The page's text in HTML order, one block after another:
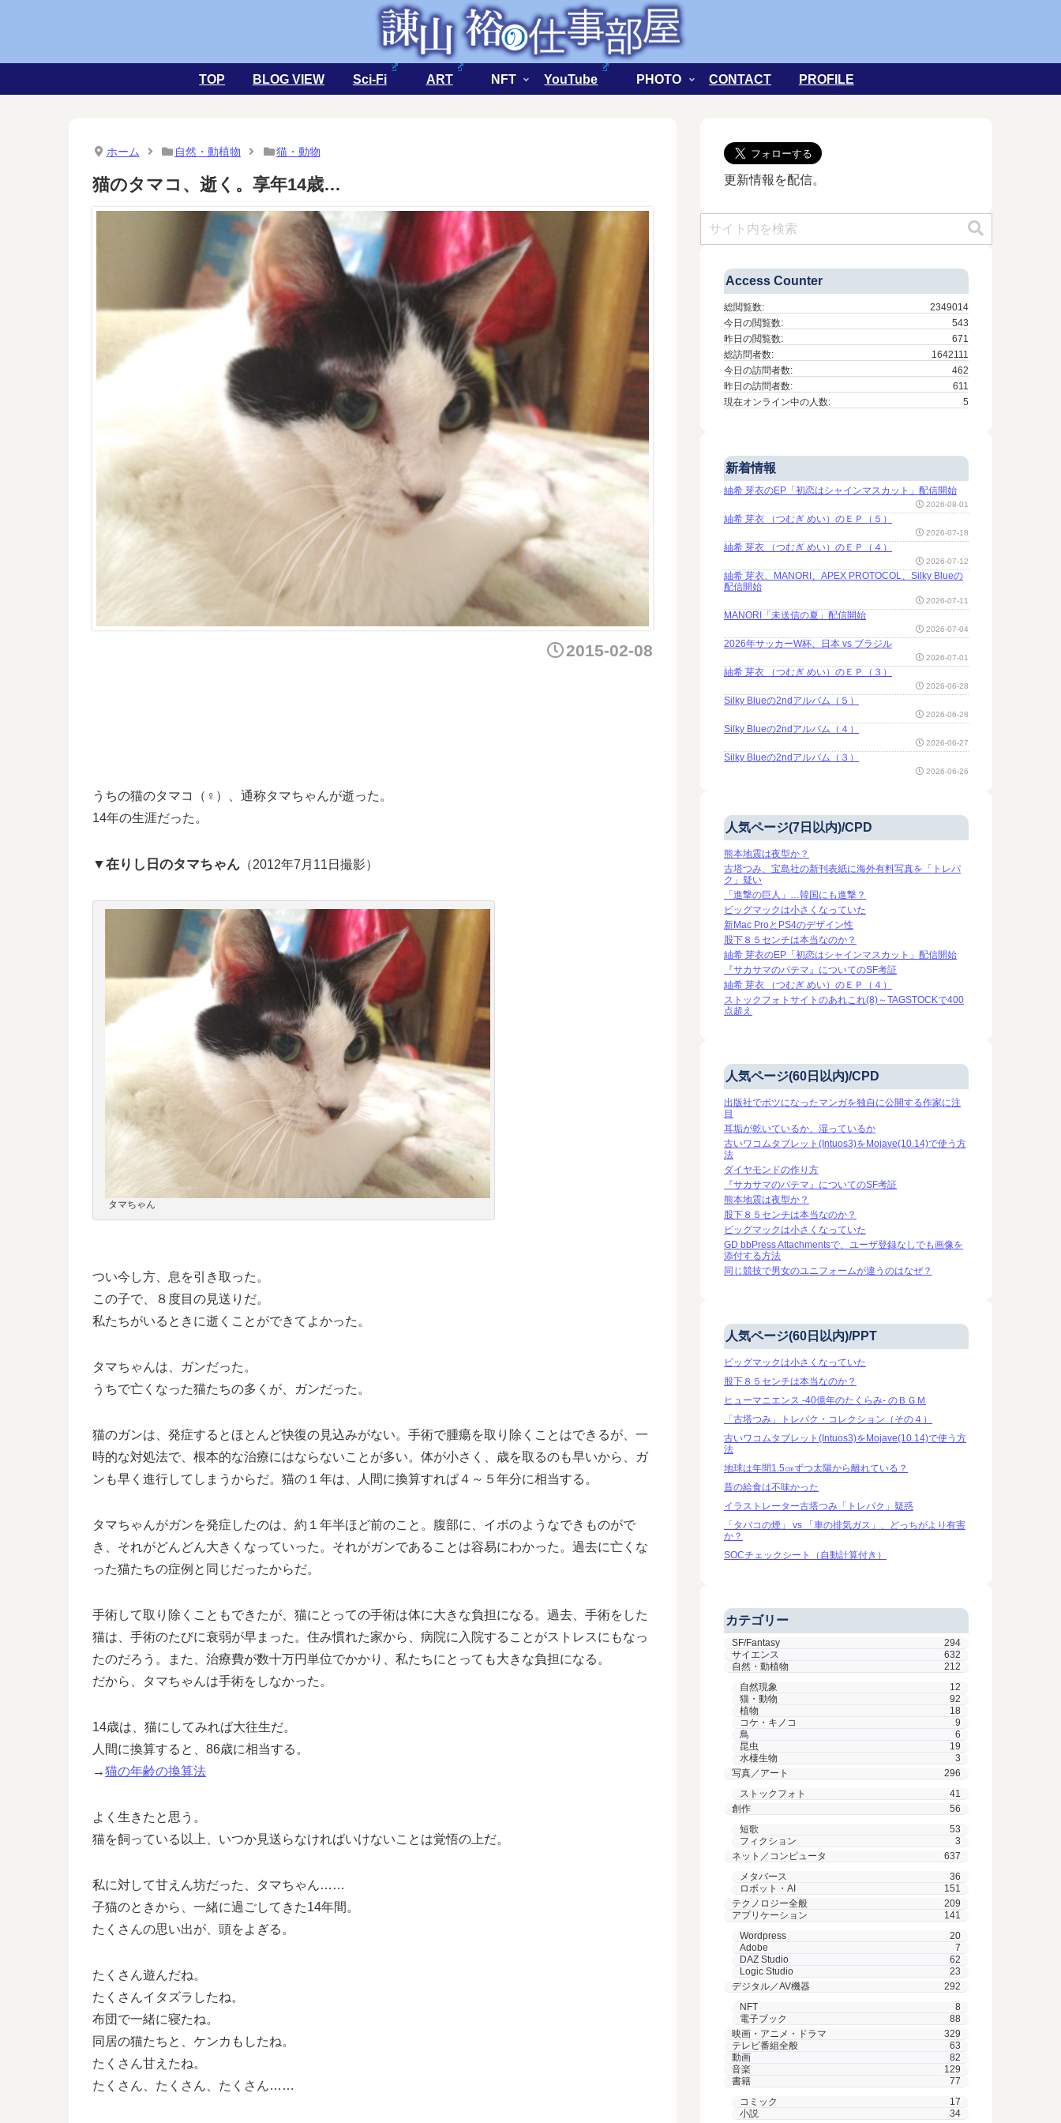
TOP BLOG VIEW Sci-Fi ART NFT YouTube PHOTO CONTACT PROFILE
ホーム 自然・動植物 猫・動物
猫のタマコ、逝く。享年14歳…
2015-02-08
うちの猫のタマコ（♀）、通称タマちゃんが逝った。
14年の生涯だった。
▼在りし日のタマちゃん （2012年7月11日撮影）
タマちゃん
つい今し方、息を引き取った。
この子で、８度目の見送りだ。
私たちがいるときに逝くことができてよかった。
タマちゃんは、ガンだった。
うちで亡くなった猫たちの多くが、ガンだった。
猫のガンは、発症するとほとんど快復の見込みがない。手術で腫瘍を取り除くことはできるが、一
時的な対処法で、根本的な治療にはならないことが多い。体が小さく、歳を取るのも早いから、ガ
ンも早く進行してしまうからだ。猫の１年は、人間に換算すれば４～５年分に相当する。
タマちゃんがガンを発症したのは、約１年半ほど前のこと。腹部に、イボのようなできものがで
き、それがどんどん大きくなっていった。それがガンであることは容易にわかった。過去に亡くな
った猫たちの症例と同じだったからだ。
手術して取り除くこともできたが、猫にとっての手術は体に大きな負担になる。過去、手術をした
猫は、手術のたびに衰弱が早まった。住み慣れた家から、病院に入院することがストレスにもなっ
たのだろう。また、治療費が数十万円単位でかかり、私たちにとっても大きな負担になる。
だから、タマちゃんは手術をしなかった。
14歳は、猫にしてみれば大往生だ。
人間に換算すると、86歳に相当する。
→猫の年齢の換算法
よく生きたと思う。
猫を飼っている以上、いつか見送らなければいけないことは覚悟の上だ。
私に対して甘えん坊だった、タマちゃん……
子猫のときから、一緒に過ごしてきた14年間。
たくさんの思い出が、頭をよぎる。
たくさん遊んだね。
たくさんイタズラしたね。
布団で一緒に寝たね。
同居の猫たちと、ケンカもしたね。
たくさん甘えたね。
たくさん、たくさん、たくさん……
更新情報を配信。
Access Counter
2349014
総閲覧数:
543
今日の閲覧数:
671
昨日の閲覧数:
1642111
総訪問者数:
462
今日の訪問者数:
611
昨日の訪問者数:
5
現在オンライン中の人数:
新着情報
紬希 芽衣のEP「初恋はシャインマスカット」配信開始
2026-08-01
紬希 芽衣 （つむぎ めい）のＥＰ（５）
2026-07-18
紬希 芽衣 （つむぎ めい）のＥＰ（４）
2026-07-12
紬希 芽衣、MANORI、APEX PROTOCOL、Silky Blueの
配信開始
2026-07-11
MANORI「未送信の夏」配信開始
2026-07-04
2026年サッカーW杯、日本 vs ブラジル
2026-07-01
紬希 芽衣 （つむぎ めい）のＥＰ（３）
2026-06-28
Silky Blueの2ndアルバム（５）
2026-06-28
Silky Blueの2ndアルバム（４）
2026-06-27
Silky Blueの2ndアルバム（３）
2026-06-26
人気ページ(7日以内)/CPD
熊本地震は夜型か？
古塔つみ、宝島社の新刊表紙に海外有料写真を「トレパ
ク」疑い
「進撃の巨人」…韓国にも進撃？
ビッグマックは小さくなっていた
新Mac ProとPS4のデザイン性
股下８５センチは本当なのか？
紬希 芽衣のEP「初恋はシャインマスカット」配信開始
『サカサマのパテマ』についてのSF考証
紬希 芽衣 （つむぎ めい）のＥＰ（４）
ストックフォトサイトのあれこれ(8)～TAGSTOCKで400
点超え
人気ページ(60日以内)/CPD
出版社でボツになったマンガを独自に公開する作家に注
目
耳垢が乾いているか、湿っているか
古いワコムタブレット(Intuos3)をMojave(10.14)で使う方
法
ダイヤモンドの作り方
『サカサマのパテマ』についてのSF考証
熊本地震は夜型か？
股下８５センチは本当なのか？
ビッグマックは小さくなっていた
GD bbPress Attachmentsで、ユーザ登録なしでも画像を
添付する方法
同じ競技で男女のユニフォームが違うのはなぜ？
人気ページ(60日以内)/PPT
ビッグマックは小さくなっていた
股下８５センチは本当なのか？
ヒューマニエンス -40億年のたくらみ- のＢＧＭ
「古塔つみ」トレパク・コレクション（その４）
古いワコムタブレット(Intuos3)をMojave(10.14)で使う方
法
地球は年間1.5㎝ずつ太陽から離れている？
昔の給食は不味かった
イラストレーター古塔つみ「トレパク」疑惑
「タバコの煙」 vs 「車の排気ガス」、どっちがより有害
か？
SOCチェックシート（自動計算付き）
カテゴリー
SF/Fantasy
294
サイエンス
632
自然・動植物
212
自然現象
12
猫・動物
92
植物
18
コケ・キノコ
9
鳥
6
昆虫
19
水棲生物
3
写真／アート
296
ストックフォト
41
創作
56
短歌
53
フィクション
3
ネット／コンピュータ
637
メタバース
36
ロボット・AI
151
テクノロジー全般
209
アプリケーション
141
Wordpress
20
Adobe
7
DAZ Studio
62
Logic Studio
23
デジタル／AV機器
292
NFT
8
電子ブック
88
映画・アニメ・ドラマ
329
テレビ番組全般
63
動画
82
音楽
129
書籍
77
コミック
17
小説
34